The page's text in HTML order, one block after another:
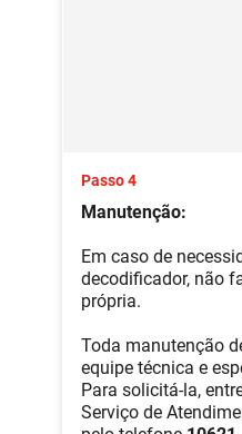
Passo 4
Manutenção:
Em caso de
decodificador, não
própria.
Toda manutenção
equipe técnica e
Para solicitá-la,
Serviço de